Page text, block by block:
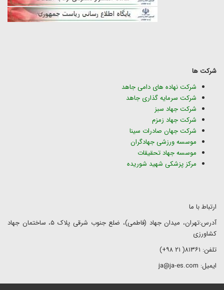
شرکت ها
شرکت نهاده های دامی جاهد
شرکت سرمایه گذاری جاهد
شرکت جهاد سبز
شرکت جهاد زمزم
شرکت جهان صادرات سینا
موسسه ورزشی جهادگران
موسسه جهاد تحقیقات
مرکز پزشکی شهید شوریده
ارتباط با ما
آدرس:تهران، میدان جهاد (فاطمی)، ضلع جنوب شرقی پلاک ۵، ساختمان جهاد
کشاورزی
تلفن: ۸۱۳۶۱( ۲۱ ۹۸+)
ایمیل: ja@ja-es.com